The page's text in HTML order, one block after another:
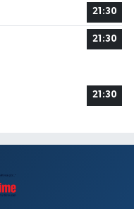
21:30
21:30
21:30